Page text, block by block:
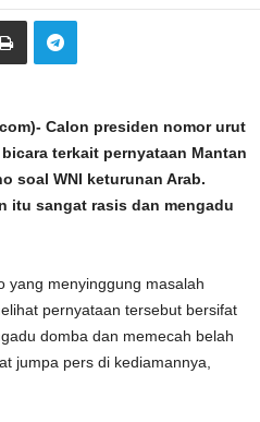
Calon presiden nomor urut
terkait pernyataan Mantan
soal WNI keturunan Arab.
itu sangat rasis dan mengadu
yang menyinggung masalah
pernyataan tersebut bersifat
domba dan memecah belah
jumpa pers di kediamannya,